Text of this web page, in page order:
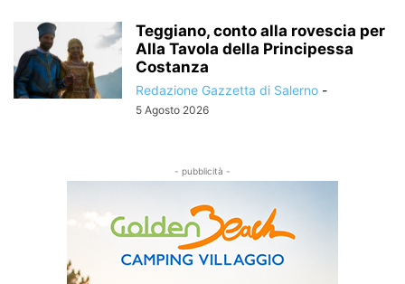
Teggiano, conto alla rovescia per
Alla Tavola della Principessa
Costanza
Redazione Gazzetta di Salerno -
5 Agosto 2026
- pubblicità -